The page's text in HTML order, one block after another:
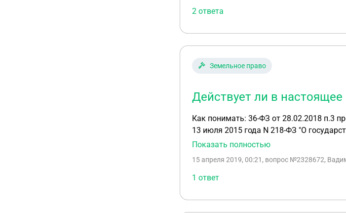
2 ответа
Земельное право
Действует ли в
Как понимать: 36-ФЗ от 28.02.2018 п.3
13 июля 2015 года N 218-ФЗ "О
марта 2020"», а 340-ФЗ от 3.08.2018 п.8
Показать полностью
15 апреля 2019, 00:21 , вопрос №2328672,
1 ответ